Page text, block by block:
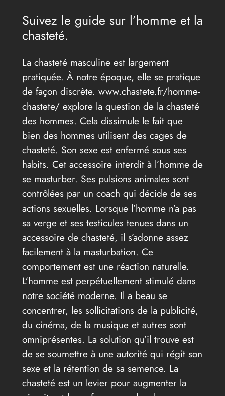
Suivez le guide sur l’homme et la
chasteté.
La chasteté masculine est largement
pratiquée. À notre époque, elle se pratique
de façon discrète. www.chastete.fr/homme-
chastete/ explore la question de la chasteté
des hommes. Cela dissimule le fait que
bien des hommes utilisent des cages de
chasteté. Son sexe est enfermé sous ses
habits. Cet accessoire interdit à l’homme de
se masturber. Ses pulsions animales sont
contrôlées par un coach qui décide de ses
actions sexuelles. Lorsque l’homme n’a pas
sa verge et ses testicules tenues dans un
accessoire de chasteté, il s’adonne assez
facilement à la masturbation. Ce
comportement est une réaction naturelle.
L’homme est perpétuellement stimulé dans
notre société moderne. Il a beau se
concentrer, les sollicitations de la publicité,
du cinéma, de la musique et autres sont
omniprésentes. La solution qu’il trouve est
de se soumettre à une autorité qui régit son
sexe et la rétention de sa semence. La
chasteté est un levier pour augmenter la